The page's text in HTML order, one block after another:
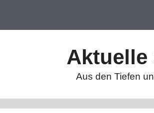
Aus den Tiefen